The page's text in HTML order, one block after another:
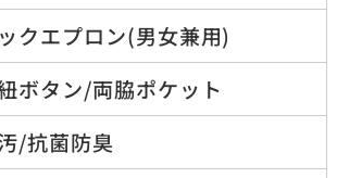
クエプロン(男女兼用)
ボタン/両脇ポケット
/抗菌防臭